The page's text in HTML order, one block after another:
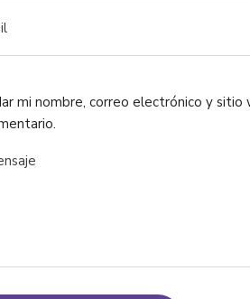
mi nombre, correo electrónico y